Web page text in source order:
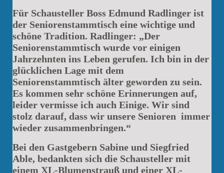
Für Schausteller Boss Edmund Radlinger ist
der Seniorenstammtisch eine wichtige und
schöne Tradition. Radlinger: „Der
Seniorenstammtisch wurde vor einigen
Jahrzehnten ins Leben gerufen. Ich bin in der
glücklichen Lage mit dem
Seniorenstammtisch älter geworden zu sein.
Es kommen sehr schöne Erinnerungen auf,
leider vermisse ich auch Einige. Wir sind
stolz darauf, dass wir unsere Senioren immer
wieder zusammenbringen.“
Bei den Gastgebern Sabine und Siegfried
Able, bedankten sich die Schausteller mit
einem XL-Blumenstrauß und einer XL-